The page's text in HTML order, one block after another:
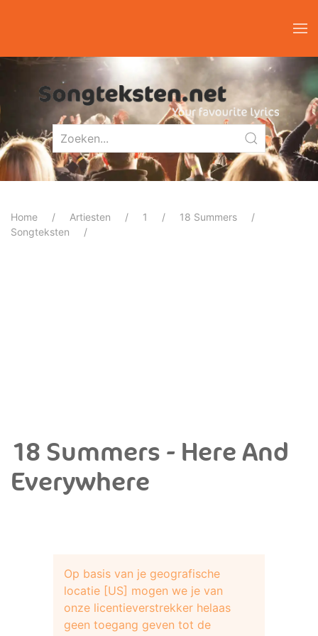
Home Artiesten 1
18 Summers
Songteksten
18 Summers - Here And
Everywhere
Op basis van je geografische
locatie [US] mogen we je van
onze licentieverstrekker helaas
geen toegang geven tot de